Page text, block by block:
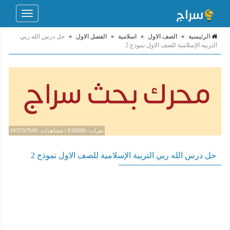
Toggle
الرئيسية » الصف الاول » اسلامية » الفصل الاول » حل درس الله ربي
التربية الإسلامية للصف الاول نموذج 2
نقرات: 616690 / مشاهدات: 343797546
حل درس الله ربي التربية الإسلامية للصف الاول نموذج 2